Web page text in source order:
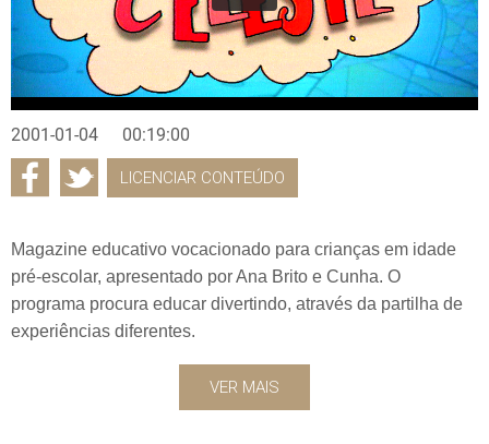
2001-01-04 00:19:00
LICENCIAR CONTEÚDO
Magazine educativo vocacionado para crianças em idade
pré-escolar, apresentado por Ana Brito e Cunha. O
programa procura educar divertindo, através da partilha de
experiências diferentes.
VER MAIS